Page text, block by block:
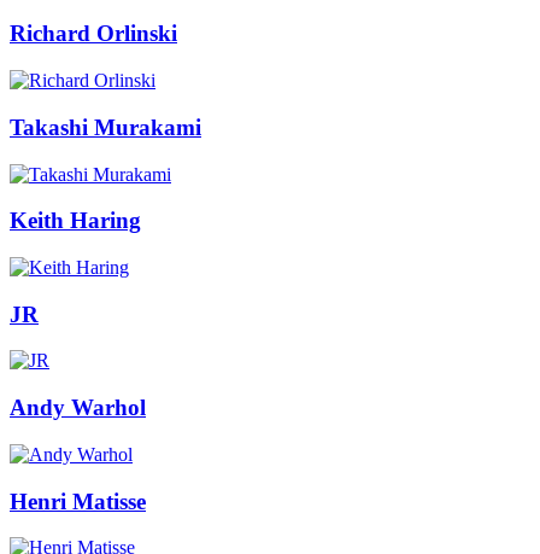
Richard Orlinski
Takashi Murakami
Keith Haring
JR
Andy Warhol
Henri Matisse